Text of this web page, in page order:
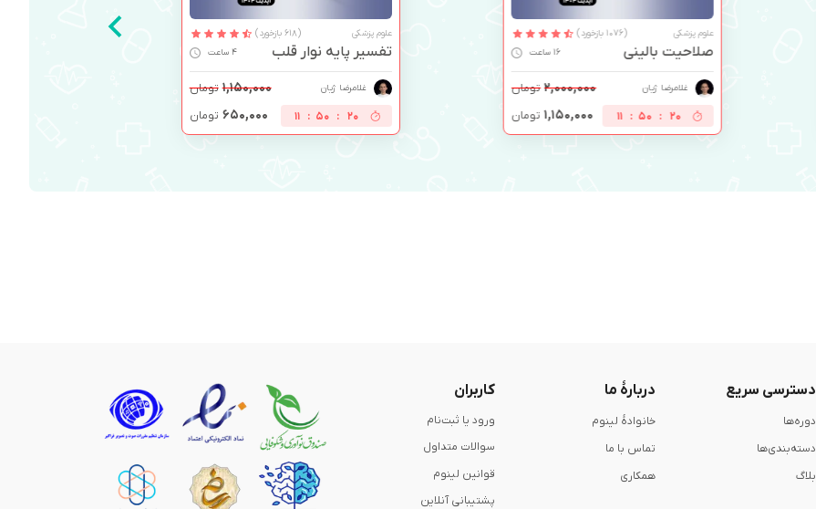
علوم پزشکی (1076 بازخورد)
صلاحیت بالینی 16 ساعت
غلامرضا ژیان ۲,۰۰۰,۰۰۰ تومان
19
:
50
:
11 ۱,۱۵۰,۰۰۰ تومان
علوم پزشکی (618 بازخورد)
تفسیر پایه نوار قلب 4 ساعت
غلامرضا ژیان ۱,۱۵۰,۰۰۰ تومان
19
:
50
:
11 ۶۵۰,۰۰۰ تومان
دسترسی سریع
دوره‌ها
دسته‌بندی‌ها
بلاگ
دربارۀ ما
خانوادۀ لینوم
تماس با ما
همکاری
کاربران
ورود یا ثبت‌نام
سوالات متداول
قوانین لینوم
پشتیبانی آنلاین